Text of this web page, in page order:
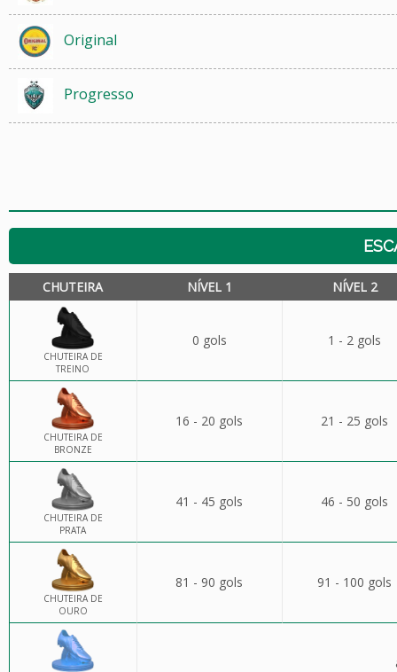
Original
Progresso
CHUTEIRA NÍVEL 1 NÍVEL 2
CHUTEIRA DE
TREINO
0 gols 1 - 2 gols
CHUTEIRA DE
BRONZE
16 - 20 gols 21 - 25 gols
CHUTEIRA DE
PRATA
41 - 45 gols 46 - 50 gols
CHUTEIRA DE
OURO
81 - 90 gols 91 - 100 gols